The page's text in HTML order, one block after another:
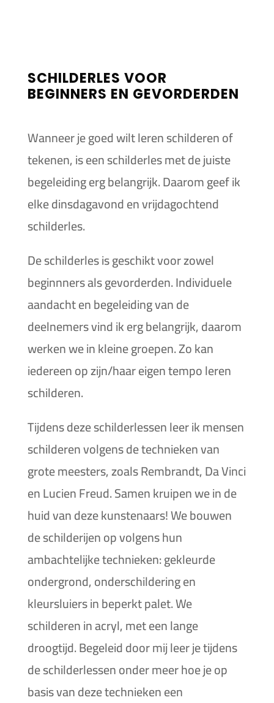
SCHILDERLES VOOR
BEGINNERS EN GEVORDERDEN
Wanneer je goed wilt leren schilderen of
tekenen, is een schilderles met de juiste
begeleiding erg belangrijk. Daarom geef ik
elke dinsdagavond en vrijdagochtend
schilderles.
De schilderles is geschikt voor zowel
beginnners als gevorderden. Individuele
aandacht en begeleiding van de
deelnemers vind ik erg belangrijk, daarom
werken we in kleine groepen. Zo kan
iedereen op zijn/haar eigen tempo leren
schilderen.
Tijdens deze schilderlessen leer ik mensen
schilderen volgens de technieken van
grote meesters, zoals Rembrandt, Da Vinci
en Lucien Freud. Samen kruipen we in de
huid van deze kunstenaars! We bouwen
de schilderijen op volgens hun
ambachtelijke technieken: gekleurde
ondergrond, onderschildering en
kleursluiers in beperkt palet. We
schilderen in acryl, met een lange
droogtijd. Begeleid door mij leer je tijdens
de schilderlessen onder meer hoe je op
basis van deze technieken een